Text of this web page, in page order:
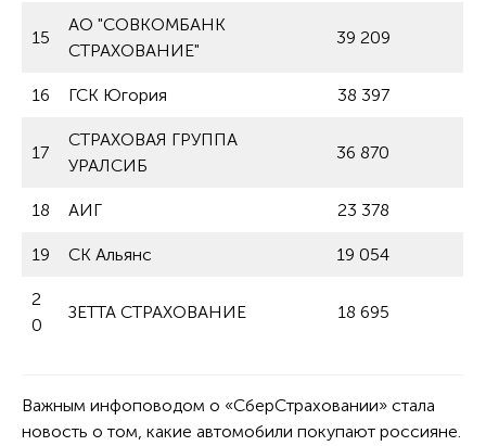
15
АО "СОВКОМБАНК
СТРАХОВАНИЕ"
39 209
16 ГСК Югория 38 397
17
СТРАХОВАЯ ГРУППА
УРАЛСИБ
36 870
18 АИГ 23 378
19 СК Альянс 19 054
2
0
ЗЕТТА СТРАХОВАНИЕ 18 695
Важным инфоповодом о «СберСтраховании» стала
новость о том, какие автомобили покупают россияне.